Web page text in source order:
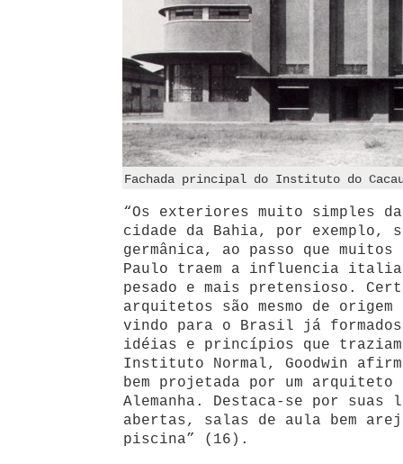
Fachada principal do Instituto do
“Os exteriores muito simples
cidade da Bahia, por exemplo,
germânica, ao passo que
Paulo traem a influencia
pesado e mais pretensioso.
arquitetos são mesmo de
vindo para o Brasil já
idéias e princípios que
Instituto Normal, Goodwin
bem projetada por um
Alemanha. Destaca-se por
abertas, salas de aula bem
piscina” (16).